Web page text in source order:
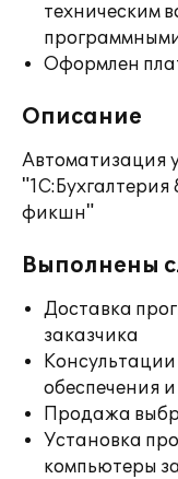
техническим
Оформлен
Описание
Автоматизация
фикшн"
Выполнены
Доставка
заказчика
обеспечения
Продажа
Установка
компьютеры